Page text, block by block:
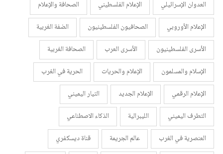
العدوان الإسرائيلي
الإعلام الفلسطيني
الصحافة والإعلام
الإعلام الأوروبي
الصحافيون الفلسطينيون
الضفة الغربية
الأسرى الفلسطينيون
الأسرى العرب
الصحافة الغربية
الإسلام والمسلمون
الإعلام والحريات
الحرية في الغرب
الإعلام الرقمي
الإعلام الجديد
التيار اليميني
التطرف اليميني
الليبرالية
الذكاء الاصطناعي
العنصرية في الغرب
عالم الجريمة
قناة ديسكفري